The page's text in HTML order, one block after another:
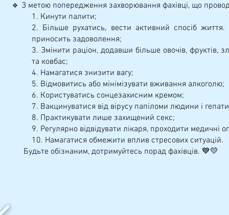
🔹 З метою попередження захворювання фахівці, що
1. Кинути палити;
2. Більше рухатись, вести активний спосіб
приносить задоволення;
3. Змінити раціон, додавши більше овочів, фруктів,
та ковбас;
4. Намагатися знизити вагу;
5. Відмовитись або мінімізувати вживання алкоголю;
6. Користуватись сонцезахисним кремом;
7. Вакцинуватися від вірусу папіломи людини і
8. Практикувати лише захищений секс;
9. Регулярно відвідувати лікаря, проходити медичні
10. Намагатися обмежити вплив стресових ситуацій.
Будьте обізнаним, дотримуйтесь порад фахівців. 💙💛